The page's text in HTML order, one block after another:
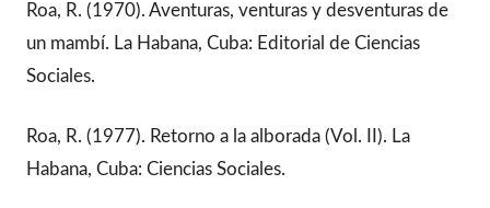
Roa, R. (1970). Aventuras, venturas y desventuras de
un mambí. La Habana, Cuba: Editorial de Ciencias
Sociales.
Roa, R. (1977). Retorno a la alborada (Vol. II). La
Habana, Cuba: Ciencias Sociales.